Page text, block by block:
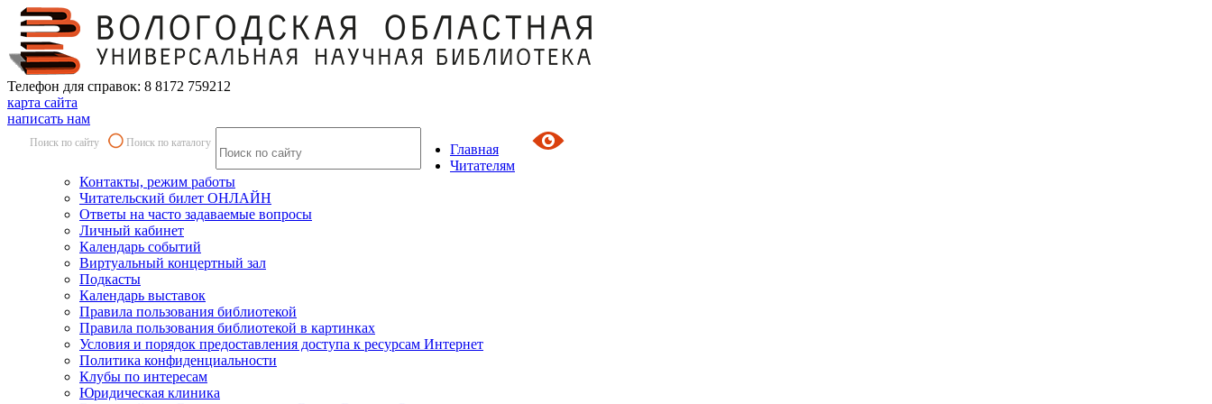
Телефон для справок: 8 8172 759212
карта сайта
написать нам
Поиск по сайту Поиск по каталогу
Главная
Читателям
Контакты, режим работы
Читательский билет ОНЛАЙН
Ответы на часто задаваемые вопросы
Личный кабинет
Календарь событий
Виртуальный концертный зал
Подкасты
Календарь выставок
Правила пользования библиотекой
Правила пользования библиотекой в картинках
Условия и порядок предоставления доступа к ресурсам Интернет
Политика конфиденциальности
Клубы по интересам
Юридическая клиника